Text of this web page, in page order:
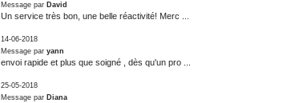
Message par David
Un service très bon, une belle réactivité! Merc ...
14-06-2018
Message par yann
envoi rapide et plus que soigné , dès qu'un pro ...
25-05-2018
Message par Diana